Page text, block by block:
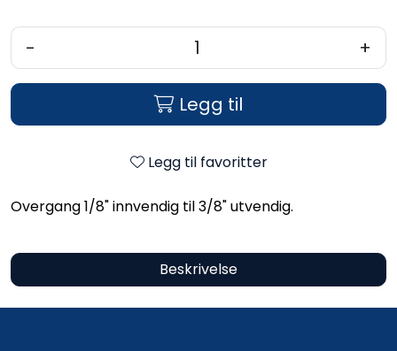
- +
Legg til
Legg til favoritter
Overgang 1/8" innvendig til 3/8" utvendig.
Beskrivelse